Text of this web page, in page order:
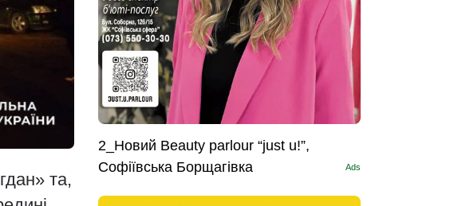
та,
2_Новий Beauty parlour “just u!”,
Софіївська Борщагівка
Ads